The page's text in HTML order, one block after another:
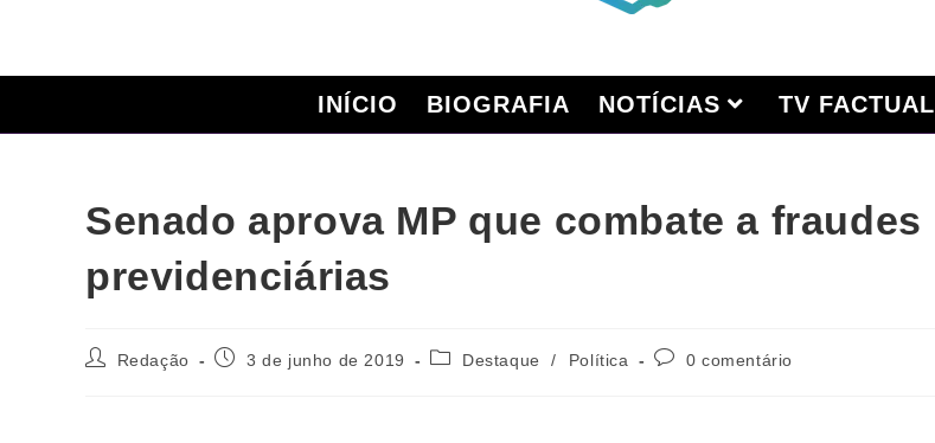
INÍCIO BIOGRAFIA NOTÍCIAS TV FACTUAL
Senado aprova MP que combate a fraudes
previdenciárias
Redação 3 de junho de 2019 Destaque / Política 0 comentário